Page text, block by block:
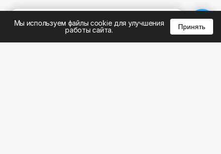
Мы используем файлы cookie для улучшения
работы сайта.
Принять